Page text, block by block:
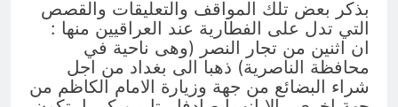
بذكر بعض تلك المواقف والتعليقات والقصص
التي تدل على الفطارية عند العراقيين منها :
ان اثنين من تجار النصر (وهى ناحية في
محافظة الناصرية) ذهبا الى بغداد من اجل
شراء البضائع من جهة وزيارة الامام الكاظم من